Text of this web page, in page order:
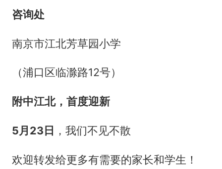
咨询处
南京市江北芳草园小学
（浦口区临滁路12号）
附中江北，首度迎新
5月23日 ，我们不见不散
欢迎转发给更多有需要的家长和学生！